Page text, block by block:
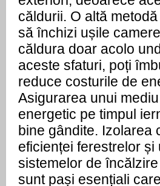
căldurii. O altă
să închizi ușile
căldura doar acolo
aceste sfaturi, poți
reduce costurile de
Asigurarea unui
energetic pe timpul
bine gândite. Izolarea
eficienței ferestrelor
sistemelor de
sunt pași esențiali